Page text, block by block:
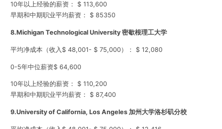
10年以上经验的薪资： $ 113,600
早期和中期职业平均薪资： $ 85350
8.Michigan Technological University 密歇根理工大学
平均净成本（收入$ 48,001- $ 75,000）： $ 12,080
0-5年中位薪资$ 64,600
10年以上经验的薪资： $ 110,200
早期和中期职业平均薪资： $ 87,400
9.University of California, Los Angeles 加州大学洛杉矶分校